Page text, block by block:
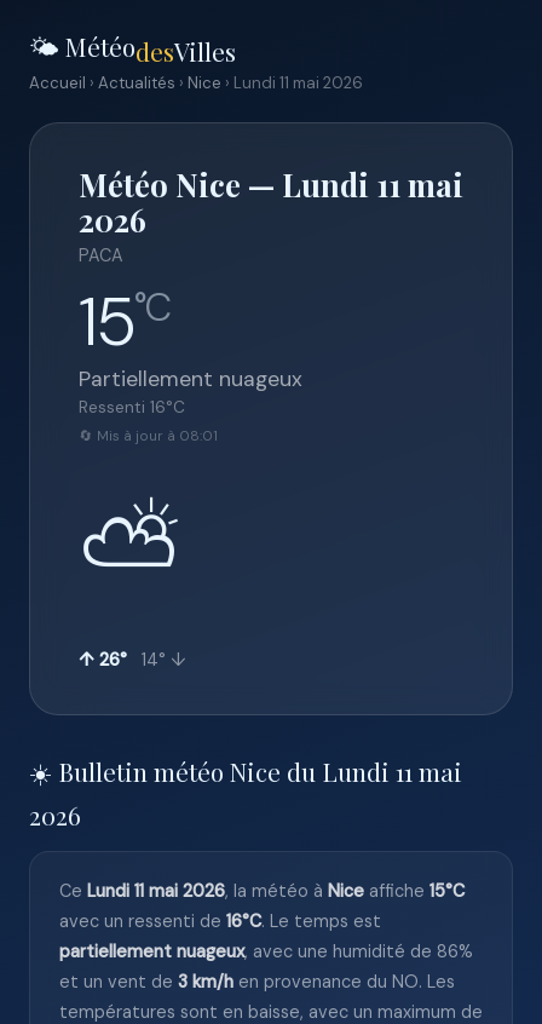
🌤️ MétéodesVilles
Accueil › Actualités › Nice › Lundi 11 mai 2026
Météo Nice — Lundi 11 mai
2026
PACA
15°C
Partiellement nuageux
Ressenti 16°C
🔄 Mis à jour à 08:01
⛅
↑ 26° 14° ↓
☀️ Bulletin météo Nice du Lundi 11 mai
2026
Ce Lundi 11 mai 2026, la météo à Nice affiche 15°C
avec un ressenti de 16°C. Le temps est
partiellement nuageux, avec une humidité de 86%
et un vent de 3 km/h en provenance du NO. Les
températures sont en baisse, avec un maximum de